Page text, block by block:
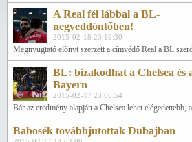
A Real fél lábbal a BL-
negyeddöntőben!
2015-02-18 23:19:30
Megnyugtató előnyt szerzett a címvédő Real a BL
BL: bizakodhat a Chelsea és
Bayern
2015-02-17 23:06:54
Bár az eredmény alapján a Chelsea lehet elégedettebb,
Babosék továbbjutottak Dubajban